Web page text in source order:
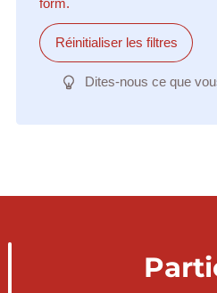
form.
Réinitialiser les filtres
Dites-nous ce que